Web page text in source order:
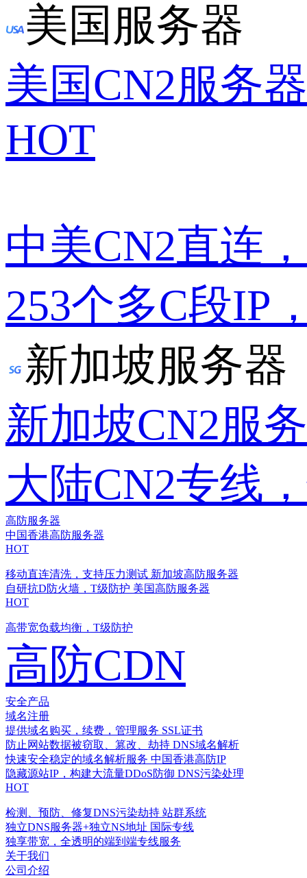
美国服务器
美国CN2服务器
HOT
中美CN2直连
253个多C段IP
新加坡服务器
新加坡CN2服
大陆CN2专线
高防服务器
中国香港高防服务器
HOT
移动直连清洗，支持压力测试 新加坡高防服务器
自研抗D防火墙，T级防护 美国高防服务器
HOT
高带宽负载均衡，T级防护
高防CDN
安全产品
域名注册
提供域名购买，续费，管理服务 SSL证书
防止网站数据被窃取、篡改、劫持 DNS域名解析
快速安全稳定的域名解析服务 中国香港高防IP
隐藏源站IP，构建大流量DDoS防御 DNS污染处理
HOT
检测、预防、修复DNS污染劫持 站群系统
独立DNS服务器+独立NS地址 国际专线
独享带宽，全透明的端到端专线服务
关于我们
公司介绍